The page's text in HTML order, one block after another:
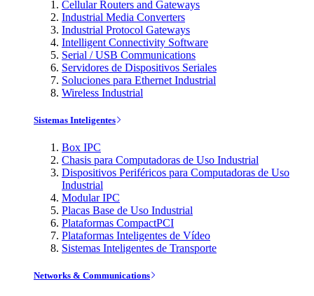
Cellular Routers and Gateways
Industrial Media Converters
Industrial Protocol Gateways
Intelligent Connectivity Software
Serial / USB Communications
Servidores de Dispositivos Seriales
Soluciones para Ethernet Industrial
Wireless Industrial
Sistemas Inteligentes
Box IPC
Chasis para Computadoras de Uso Industrial
Dispositivos Periféricos para Computadoras de Uso
Industrial
Modular IPC
Placas Base de Uso Industrial
Plataformas CompactPCI
Plataformas Inteligentes de Vídeo
Sistemas Inteligentes de Transporte
Networks & Communications